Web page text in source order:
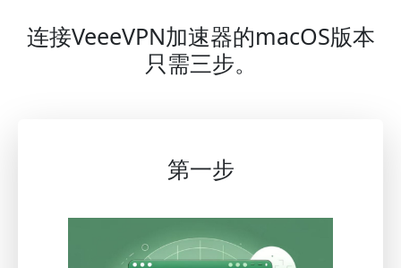
连接VeeeVPN加速器的macOS版本
只需三步。
第一步